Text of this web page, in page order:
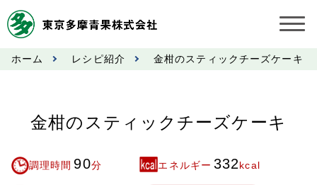
お知らせ
市況情報
ホーム レシピ紹介 金柑のスティックチーズケーキ
金柑のスティックチーズケーキ
調理時間 90分 エネルギー 332kcal